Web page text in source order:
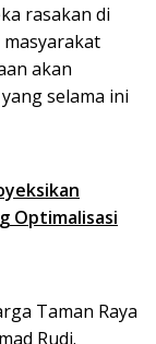
rasakan di
akan
selama ini
Optimalisasi
Taman Raya
Rudi.